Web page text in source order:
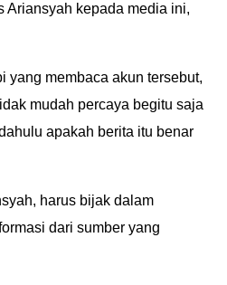
Ariansyah kepada media ini,
yang membaca akun tersebut,
mudah percaya begitu saja
apakah berita itu benar
harus bijak dalam
dari sumber yang